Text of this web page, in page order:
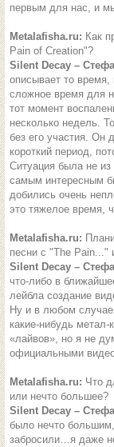
первым для нас, и
Metalafisha.ru: Как
Pain of Creation"?
Silent Decay –
описывает то
сложное время для
тот момент
несколько недель.
без его участия. Он
короткий период,
Ситуация была не из
самым интересным
добились очень
это тяжелое время,
Metalafisha.ru:
песни с "The Pain..."
Silent Decay –
что-либо в
лейбла создание
Ну и в любом случае
какие-нибудь
«лайвов», но я не
официальными
Metalafisha.ru: Что
или нечто большее?
Silent Decay –
было нечто
забросили…я даже